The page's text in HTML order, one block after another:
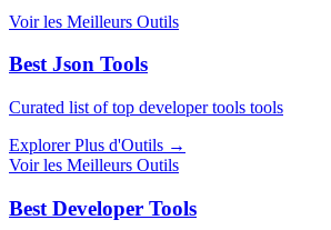
Voir les Meilleurs Outils
Best Json Tools
Curated list of top developer tools tools
Explorer Plus d'Outils →
Voir les Meilleurs Outils
Best Developer Tools